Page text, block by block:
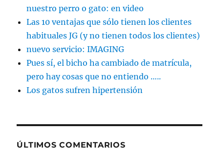
nuestro perro o gato: en video
Las 10 ventajas que sólo tienen los clientes
habituales JG (y no tienen todos los clientes)
nuevo servicio: IMAGING
Pues sí, el bicho ha cambiado de matrícula,
pero hay cosas que no entiendo …..
Los gatos sufren hipertensión
ÚLTIMOS COMENTARIOS